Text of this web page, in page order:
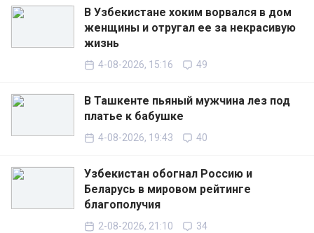
В Узбекистане хоким ворвался в дом
женщины и отругал ее за некрасивую
жизнь
4-08-2026, 15:16 49
В Ташкенте пьяный мужчина лез под
платье к бабушке
4-08-2026, 19:43 40
Узбекистан обогнал Россию и
Беларусь в мировом рейтинге
благополучия
2-08-2026, 21:10 34